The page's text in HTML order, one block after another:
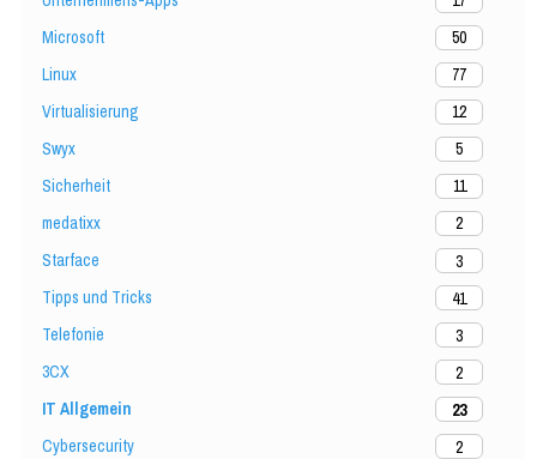
Microsoft
50
Linux
77
Virtualisierung
12
Swyx
5
Sicherheit
11
medatixx
2
Starface
3
Tipps und Tricks
41
Telefonie
3
3CX
2
IT Allgemein
23
Cybersecurity
2